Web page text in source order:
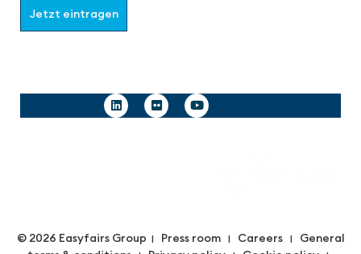
Jetzt eintragen
© 2026 Easyfairs Group | Press room| Careers| General